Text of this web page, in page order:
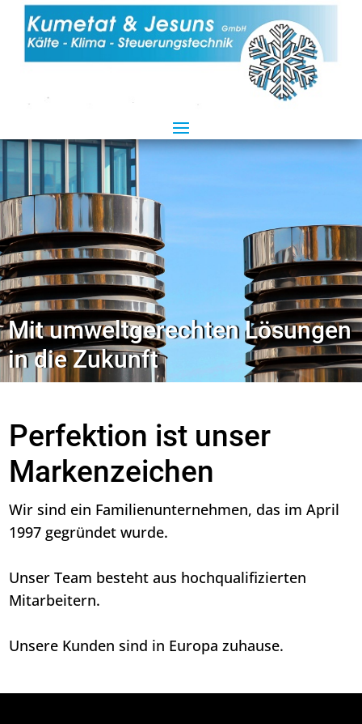
Mit umweltgerechten Lösungen
in die Zukunft
Perfektion ist unser
Markenzeichen
Wir sind ein Familienunternehmen, das im April
1997 gegründet wurde.
Unser Team besteht aus hochqualifizierten
Mitarbeitern.
Unsere Kunden sind in Europa zuhause.